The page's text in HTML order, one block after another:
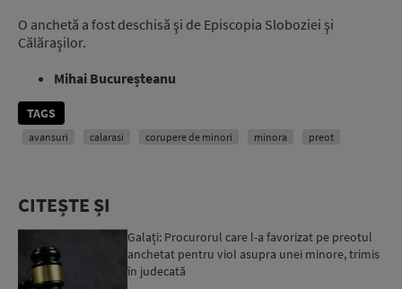
O anchetă a fost deschisă şi de Episcopia Sloboziei şi
Călăraşilor.
Mihai Bucureșteanu
TAGS
avansuri calarasi corupere de minori minora preot
CITEȘTE ȘI
Galați: Procurorul care l-a favorizat pe preotul
anchetat pentru viol asupra unei minore, trimis
în judecată